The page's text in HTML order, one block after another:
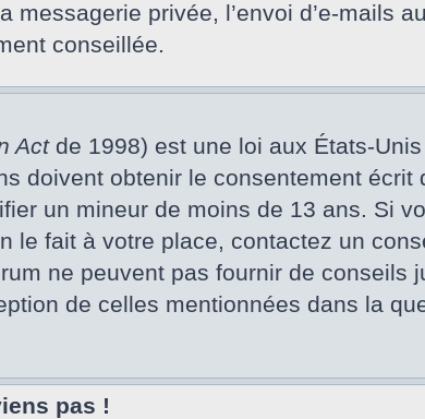
privée, l’envoi d’e-mails
conseillée.
Actde 1998) est une loi aux États-
doivent obtenir le consentement écrit
un mineur de moins de 13 ans. Si
le fait à votre place, contactez un
ne peuvent pas fournir de conseils
de celles mentionnées dans la
pas !